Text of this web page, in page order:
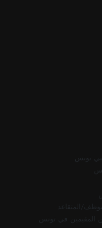
تونس
المتقاعد
المقيمين في تونس